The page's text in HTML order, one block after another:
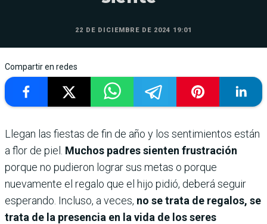
22 DE DICIEMBRE DE 2024 19:01
Compartir en redes
Llegan las fiestas de fin de año y los sentimientos están
a flor de piel. Muchos padres sienten frustración
porque no pudieron lograr sus metas o porque
nuevamente el regalo que el hijo pidió, deberá seguir
esperando. Incluso, a veces, no se trata de regalos, se
trata de la presencia en la vida de los seres